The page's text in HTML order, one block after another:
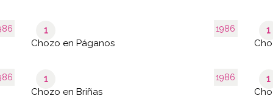
1986
1
Chozo en Páganos
1
1986
1
Chozo en Briñas
1